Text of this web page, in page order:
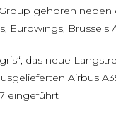
gehören neben
Eurowings, Brussels
das neue
Airbus
eingeführt